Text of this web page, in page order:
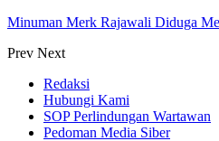
Minuman Merk Rajawali Diduga
Prev Next
Redaksi
Hubungi Kami
SOP Perlindungan Wartawan
Pedoman Media Siber